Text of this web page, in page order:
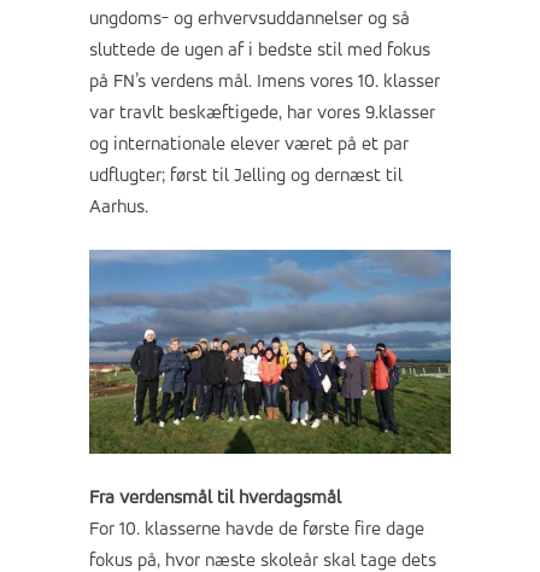
ungdoms- og erhvervsuddannelser og så
sluttede de ugen af i bedste stil med fokus
på FN’s verdens mål. Imens vores 10. klasser
var travlt beskæftigede, har vores 9.klasser
og internationale elever været på et par
udflugter; først til Jelling og dernæst til
Aarhus.
Fra verdensmål til hverdagsmål
For 10. klasserne havde de første fire dage
fokus på, hvor næste skoleår skal tage dets